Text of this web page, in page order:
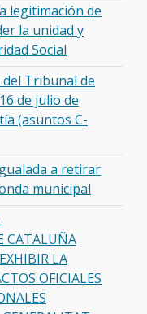
legitimación de
la unidad y
Social
Tribunal de
de julio de
(asuntos C-
a retirar
municipal
CATALUÑA
LA
OFICIALES